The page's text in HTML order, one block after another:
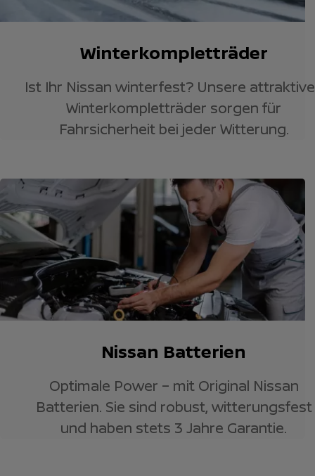
Winterkompletträder
Ist Ihr Nissan winterfest? Unsere
Winterkompletträder sorgen für
Fahrsicherheit bei jeder Witterung.
Nissan Batterien
Optimale Power – mit Original Nissan
Batterien. Sie sind robust, witterungsfest
und haben stets 3 Jahre Garantie.